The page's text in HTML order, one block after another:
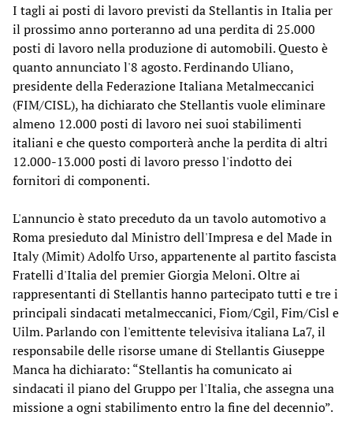
I tagli ai posti di lavoro previsti da Stellantis in Italia per
il prossimo anno porteranno ad una perdita di 25.000
posti di lavoro nella produzione di automobili. Questo è
quanto annunciato l'8 agosto. Ferdinando Uliano,
presidente della Federazione Italiana Metalmeccanici
(FIM/CISL), ha dichiarato che Stellantis vuole eliminare
almeno 12.000 posti di lavoro nei suoi stabilimenti
italiani e che questo comporterà anche la perdita di altri
12.000-13.000 posti di lavoro presso l'indotto dei
fornitori di componenti.
L'annuncio è stato preceduto da un tavolo automotivo a
Roma presieduto dal Ministro dell'Impresa e del Made in
Italy (Mimit) Adolfo Urso, appartenente al partito fascista
Fratelli d'Italia del premier Giorgia Meloni. Oltre ai
rappresentanti di Stellantis hanno partecipato tutti e tre i
principali sindacati metalmeccanici, Fiom/Cgil, Fim/Cisl e
Uilm. Parlando con l'emittente televisiva italiana La7, il
responsabile delle risorse umane di Stellantis Giuseppe
Manca ha dichiarato: “Stellantis ha comunicato ai
sindacati il piano del Gruppo per l'Italia, che assegna una
missione a ogni stabilimento entro la fine del decennio”.